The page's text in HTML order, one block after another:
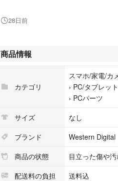
<状態>
中古 (フォーマット問題無し、異音無し
『非』喫煙環境、『非』ペット飼育
ご覧いただきありがとうございます
Profileも参考に見ていただけますと幸いで
28日前
商品情報
カテゴリ
スマホ/家電/カ
› PC/タブレット
› PCパーツ
サイズ
なし
ブランド
Western Digital
商品の状態
目立った傷や
配送料の負担
送料込